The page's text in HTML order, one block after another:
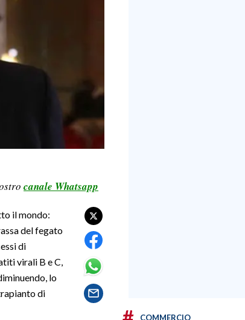
canale Whatsapp
il mondo:
del fegato
di
virali B e C,
lo
di
COMMERCIO